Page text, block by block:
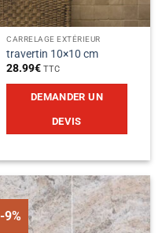
CARRELAGE EXTÉRIEUR
travertin 10×10 cm
28.99€ TTC
DEMANDER UN
DEVIS
-9%